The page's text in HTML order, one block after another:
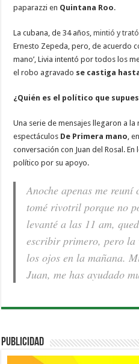
paparazzi en Quintana Roo.
La cubana, de 34 años,mintió y
Ernesto Zepeda, pero, de acuerdo
mano’, Livia intentó por todos los
el robo agravado se castiga
¿Quién es el político que
Una serie de mensajes llegaron a
espectáculos De Primera mano,
conversación con Juan del Rosal.
político por su apoyo.
Anoche apenas me
tomé rivotril porque no
levanté a las 11 am,
escribir primero, pero
los ojos en la mañana.
Juan, me has ayudado
PUBLICIDAD